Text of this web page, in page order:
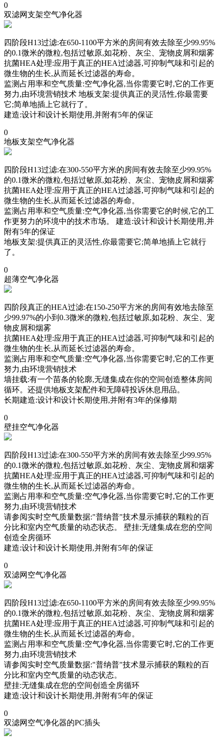
0
双滤网支架空气净化器
四阶段H13过滤:在650-1100平方米的房间有效去除至少99.95%
的0.1微米的微粒,包括过敏原,如花粉、灰尘、宠物皮屑和烟雾
抗菌HEA处理:应用于真正的HEA过滤器,可抑制气味和引起的
微生物的生长,从而延长过滤器的寿命。
监测占用率和空气质量:空气净化器,当你需要它时,它的工作更
努力,由环境营销技术 地板支架:提供真正的灵活性,你最需要
它;简单地插上它就行了。
建造:设计和设计长期使用,并附有5年的保证
0
地板支架空气净化器
四阶段H13过滤:在300-550平方米的房间有效去除至少99.95%
的0.1微米的微粒,包括过敏原,如花粉、灰尘、宠物皮屑和烟雾
抗菌HEA处理:应用于真正的HEA过滤器,可抑制气味和引起的
微生物的生长,从而延长过滤器的寿命。
监测占用率和空气质量:空气净化器,当你需要它的时候,它的工
作更努力的环境中的技术市场。 建造:设计和设计长期使用,并
附有5年的保证
地板支架:提供真正的灵活性,你最需要它;简单地插上它就行
了。
0
超薄空气净化器
四阶段真正的HEA过滤:在150-250平方米的房间有效地去除至
少99.97%的小到0.3微米的微粒,包括过敏原,如花粉、灰尘、宠
物皮屑和烟雾
抗菌HEA处理:应用于真正的HEA过滤器,可抑制气味和引起的
微生物的生长,从而延长过滤器的寿命。
监测占用率和空气质量:空气净化器,当你需要它时,它的工作更
努力,由环境营销技术
墙挂载:有一个苗条的轮廓,无缝集成在你的空间创造整体房间
循环。还提供地板支架配件和无障碍投诉休息用品。
长期建造:设计和设计长期使用,并附有3年的保修期
0
壁挂空气净化器
四阶段H13过滤:在300-550平方米的房间有效去除至少99.95%
的0.1微米的微粒,包括过敏原,如花粉、灰尘、宠物皮屑和烟雾
抗菌HEA处理:应用于真正的HEA过滤器,可抑制气味和引起的
微生物的生长,从而延长过滤器的寿命。
监测占用率和空气质量:空气净化器,当你需要它时,它的工作更
努力,由环境营销技术
请参阅实时空气质量数据:"普纳普"技术显示捕获的颗粒的百
分比和室内空气质量的动态状态。 壁挂:无缝集成在您的空间
创造全房循环
建造:设计和设计长期使用,并附有5年的保证
0
双滤网空气净化器
四阶段H13过滤:在650-1100平方米的房间有效去除至少99.95%
的0.1微米的微粒,包括过敏原,如花粉、灰尘、宠物皮屑和烟雾
抗菌HEA处理:应用于真正的HEA过滤器,可抑制气味和引起的
微生物的生长,从而延长过滤器的寿命。
监测占用率和空气质量:空气净化器,当你需要它时,它的工作更
努力,由环境营销技术
请参阅实时空气质量数据:"普纳普"技术显示捕获的颗粒的百
分比和室内空气质量的动态状态。
壁挂:无缝集成在您的空间创造全房循环
建造:设计和设计长期使用,并附有5年的保证
0
双滤网空气净化器的PC插头